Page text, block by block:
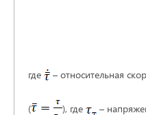
где – относительная
( ), где –